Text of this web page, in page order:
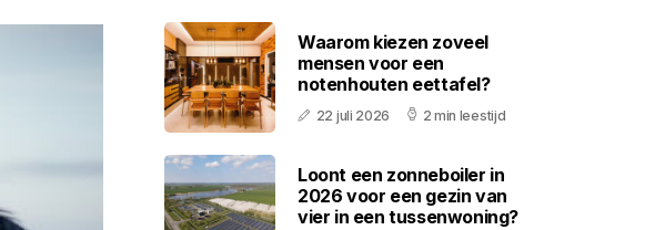
Waarom kiezen zoveel
mensen voor een
notenhouten eettafel?
22 juli 2026 2 min leestijd
Loont een zonneboiler in
2026 voor een gezin van
vier in een tussenwoning?